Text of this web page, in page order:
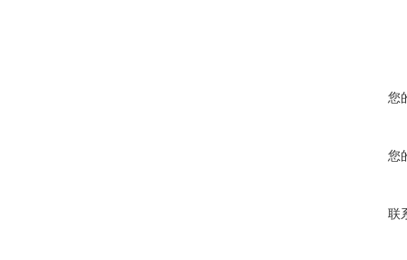
您
您
联